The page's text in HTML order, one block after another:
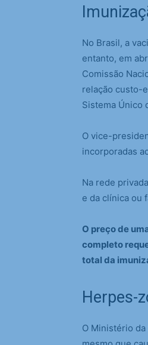
No Brasil, a
entanto, em
Comissão
relação custo-
Sistema Único
O vice-
incorporadas
Na rede
e da clínica ou
O preço de
completo
total da
Herpes-
O Ministério